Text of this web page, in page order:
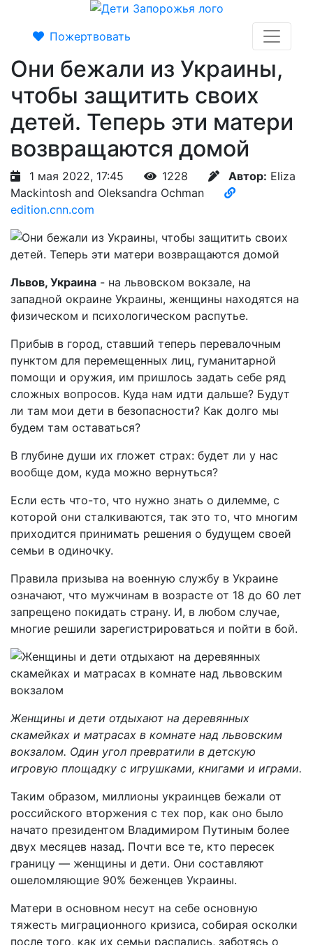
Пожертвовать
Они бежали из Украины,
чтобы защитить своих
детей. Теперь эти матери
возвращаются домой
1 мая 2022, 17:45 1228 Автор: Eliza
Mackintosh and Oleksandra Ochman
edition.cnn.com
Львов, Украина - на львовском вокзале, на
западной окраине Украины, женщины находятся на
физическом и психологическом распутье.
Прибыв в город, ставший теперь перевалочным
пунктом для перемещенных лиц, гуманитарной
помощи и оружия, им пришлось задать себе ряд
сложных вопросов. Куда нам идти дальше? Будут
ли там мои дети в безопасности? Как долго мы
будем там оставаться?
В глубине души их гложет страх: будет ли у нас
вообще дом, куда можно вернуться?
Если есть что-то, что нужно знать о дилемме, с
которой они сталкиваются, так это то, что многим
приходится принимать решения о будущем своей
семьи в одиночку.
Правила призыва на военную службу в Украине
означают, что мужчинам в возрасте от 18 до 60 лет
запрещено покидать страну. И, в любом случае,
многие решили зарегистрироваться и пойти в бой.
Женщины и дети отдыхают на деревянных
скамейках и матрасах в комнате над львовским
вокзалом. Один угол превратили в детскую
игровую площадку с игрушками, книгами и играми.
Таким образом, миллионы украинцев бежали от
российского вторжения с тех пор, как оно было
начато президентом Владимиром Путиным более
двух месяцев назад. Почти все те, кто пересек
границу — женщины и дети. Они составляют
ошеломляющие 90% беженцев Украины.
Матери в основном несут на себе основную
тяжесть миграционного кризиса, собирая осколки
после того, как их семьи распались, заботясь о